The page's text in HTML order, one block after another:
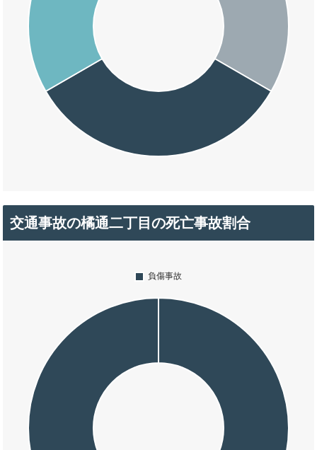
交通事故の橘通二丁目の死亡事故割合